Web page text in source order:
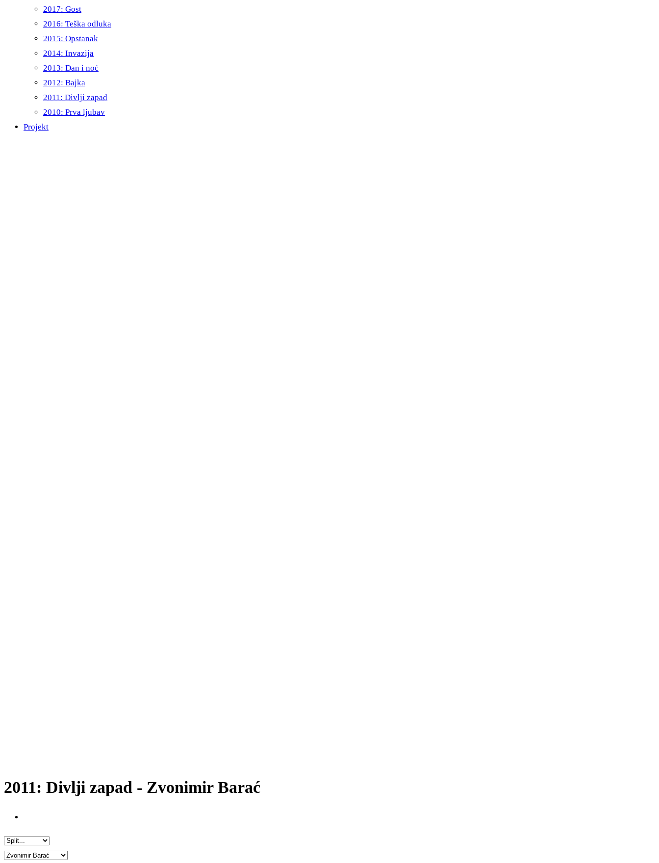
2017: Gost
2016: Teška odluka
2015: Opstanak
2014: Invazija
2013: Dan i noć
2012: Bajka
2011: Divlji zapad
2010: Prva ljubav
Projekt
2011: Divlji zapad - Zvonimir Barać